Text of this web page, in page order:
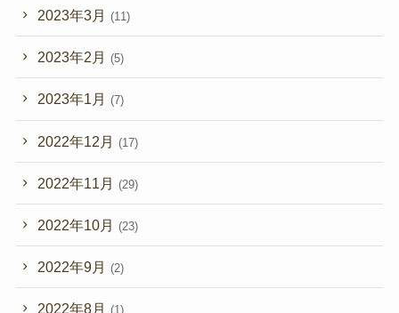
2023年3月 (11)
2023年2月 (5)
2023年1月 (7)
2022年12月 (17)
2022年11月 (29)
2022年10月 (23)
2022年9月 (2)
2022年8月 (1)